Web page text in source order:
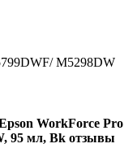
M5298DW
WorkForce Pro
95 мл, Bk отзывы